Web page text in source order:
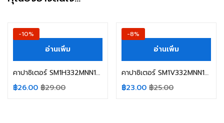
-10%
อ่านเพิ่ม
คาปาซิเตอร์ SM1H332MNN1836 3300UF 50V 85C ELITE SIZE 18X36MM. สีน้ำเงิน
฿26.00 ฿29.00
-8%
อ่านเพิ่ม
คาปาซิเตอร์ SM1V332MNN1632 3300UF 35V 85C ELITE SIZE 16X32MM. สีน้ำเงิน
฿23.00 ฿25.00